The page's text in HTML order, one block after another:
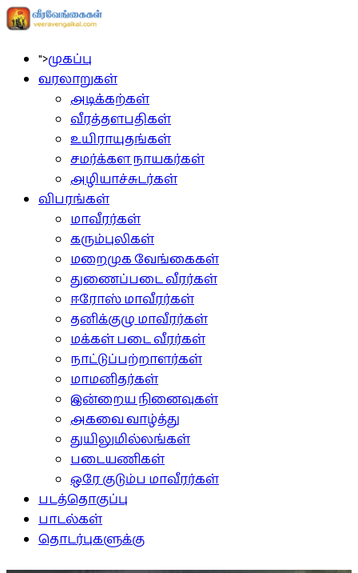
">முகப்பு
வரலாறுகள்
அடிக்கற்கள்
வீரத்தளபதிகள்
உயிராயுதங்கள்
சமர்க்கள நாயகர்கள்
அழியாச்சுடர்கள்
விபரங்கள்
மாவீரர்கள்
கரும்புலிகள்
மறைமுக வேங்கைகள்
துணைப்படை வீரர்கள்
ஈரோஸ் மாவீரர்கள்
தனிக்குழு மாவீரர்கள்
மக்கள் படை வீரர்கள்
நாட்டுப்பற்றாளர்கள்
மாமனிதர்கள்
இன்றைய நினைவுகள்
அகவை வாழ்த்து
துயிலுமில்லங்கள்
படையணிகள்
ஒரே குடும்ப மாவீரர்கள்
படத்தொகுப்பு
பாடல்கள்
தொடர்புகளுக்கு